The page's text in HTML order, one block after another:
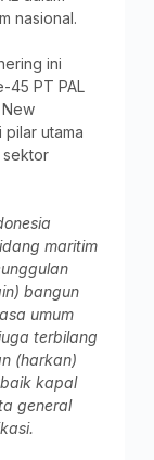
nasional.
ini
45 PT PAL
pilar utama
sektor
maritim
bangun
umum
terbilang
(harkan)
kapal
general